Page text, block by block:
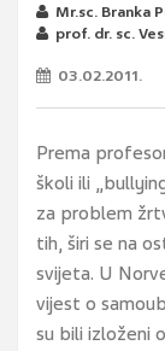
Mr.sc. Branka
prof. dr. sc.
03.02.2011.
Prema
školi ili
za problem
tih, širi se na
svijeta. U
vijest o
su bili izloženi